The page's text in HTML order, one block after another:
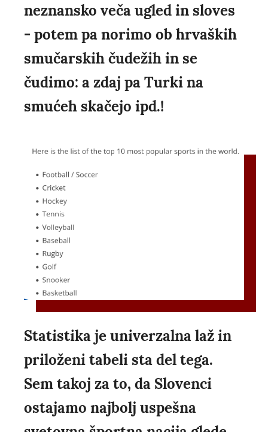
neznansko veča ugled in sloves
- potem pa norimo ob hrvaških
smučarskih čudežih in se
čudimo: a zdaj pa Turki na
smućeh skačejo ipd.!
Statistika je univerzalna laž in
priloženi tabeli sta del tega.
Sem takoj za to, da Slovenci
ostajamo najbolj uspešna